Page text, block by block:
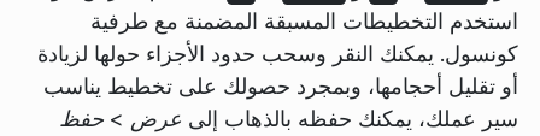
استخدم التخطيطات المسبقة المضمنة مع طرفية
كونسول. يمكنك النقر وسحب حدود الأجزاء حولها لزيادة
أو تقليل أحجامها، وبمجرد حصولك على تخطيط يناسب
سير عملك، يمكنك حفظه بالذهاب إلى عرض > حفظ